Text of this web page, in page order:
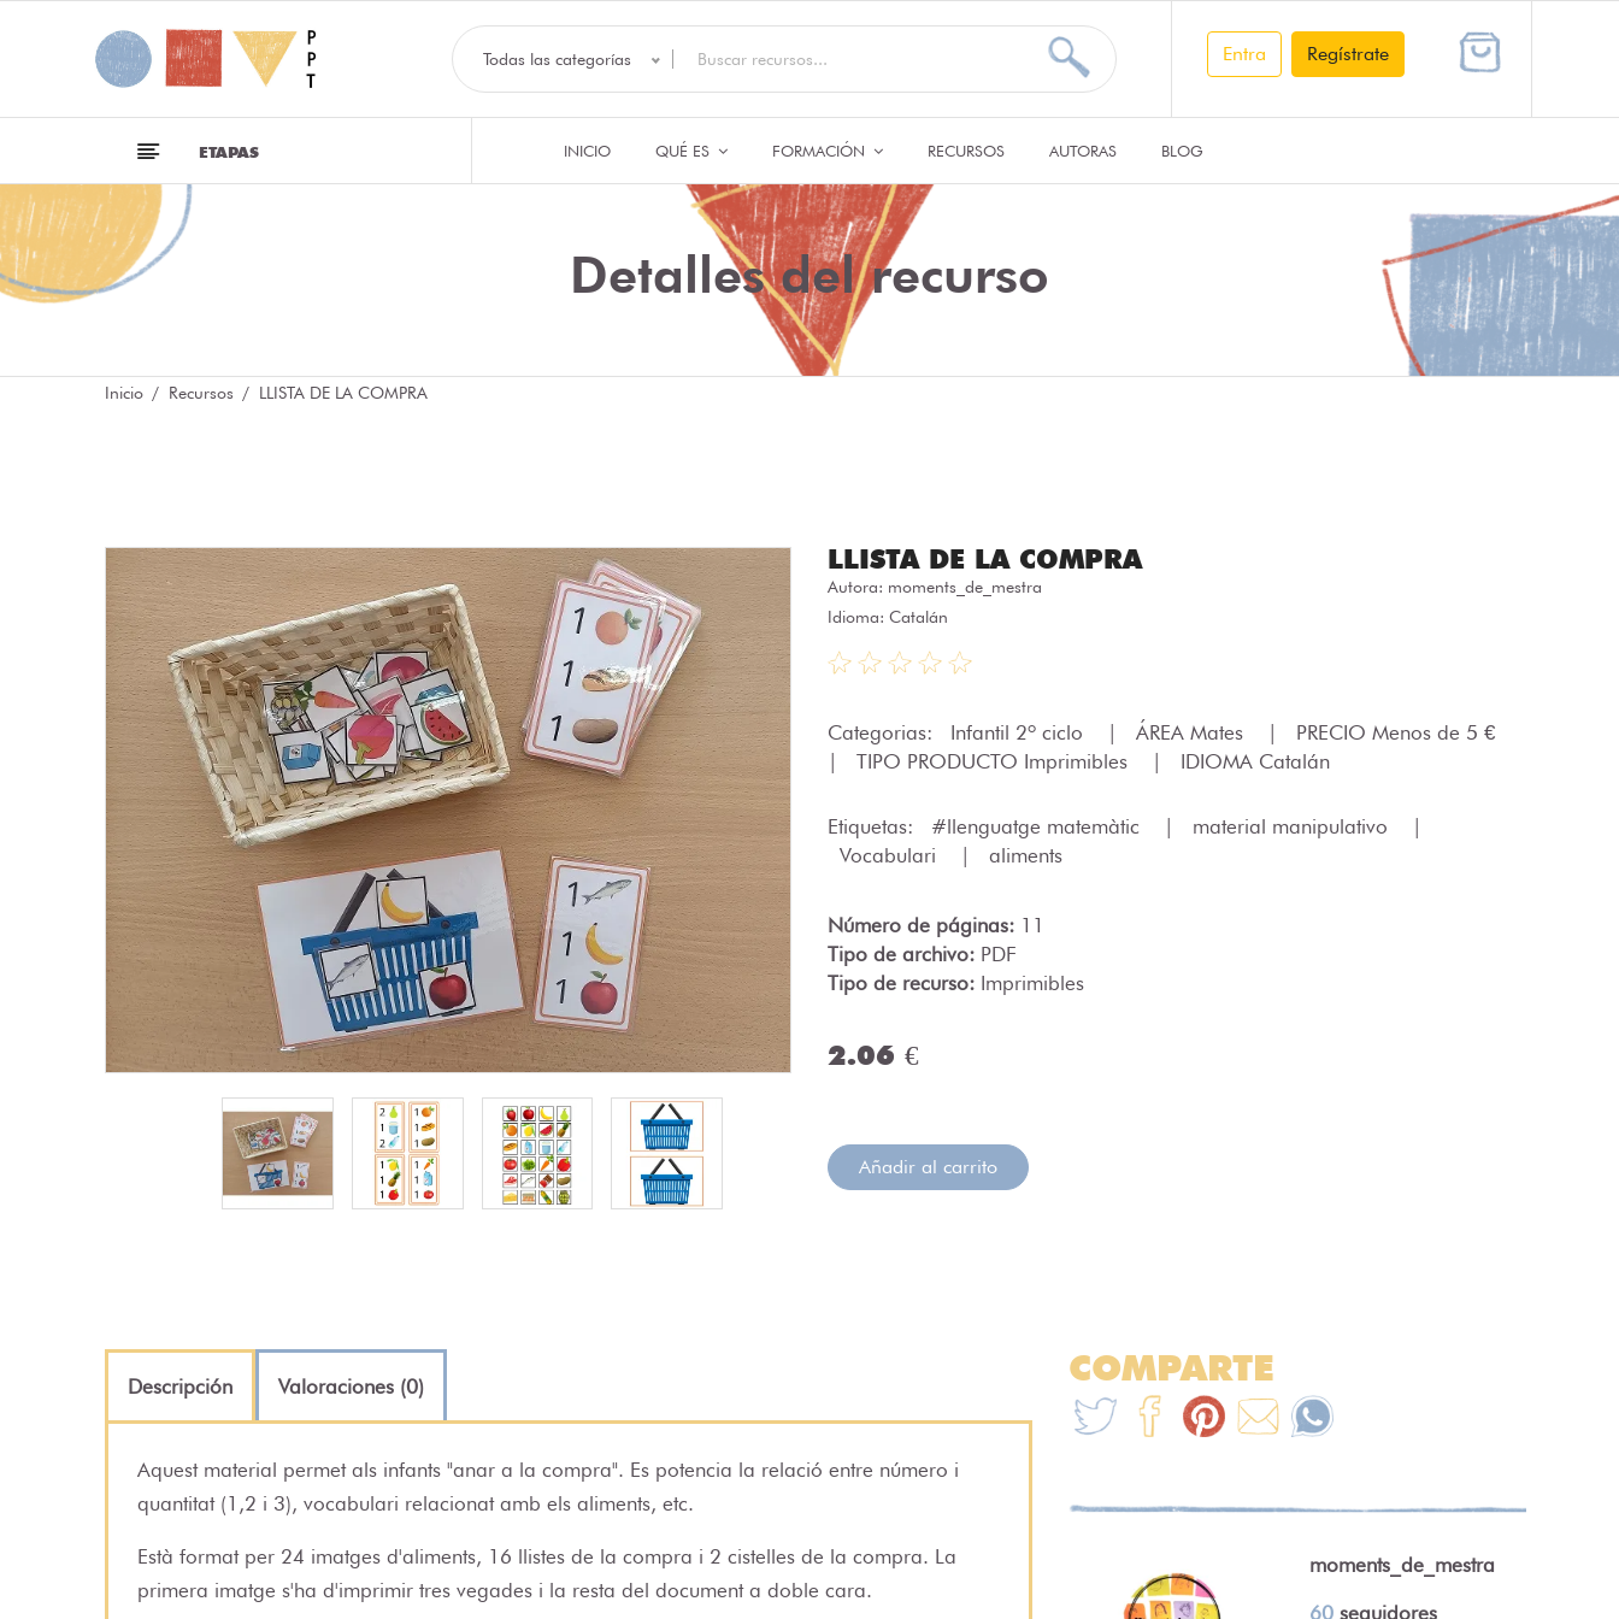
Todas las categorías Entra Regístrate
ETAPAS INICIO QUÉ ES FORMACIÓN RECURSOS AUTORAS BLOG
Detalles del recurso
Inicio Recursos LLISTA DE LA COMPRA
LLISTA DE LA COMPRA
Autora: moments_de_mestra
Idioma: Catalán
Categorias: Infantil 2º ciclo ÁREA Mates
PRECIO Menos de 5 €
TIPO PRODUCTO Imprimibles IDIOMA Catalán
Etiquetas: #llenguatge matemàtic material manipulativo
Vocabulari
aliments
Número de páginas: 11
Tipo de archivo: PDF
Tipo de recurso: Imprimibles
2.06 €
Añadir al carrito
Descripción Valoraciones (0)
Aquest material permet als infants "anar a la compra". Es potencia la relació entre número i
quantitat (1,2 i 3), vocabulari relacionat amb els aliments, etc.
Està format per 24 imatges d'aliments, 16 llistes de la compra i 2 cistelles de la compra. La
primera imatge s'ha d'imprimir tres vegades i la resta del document a doble cara.
COMPARTE
moments_de_mestra
60 seguidores